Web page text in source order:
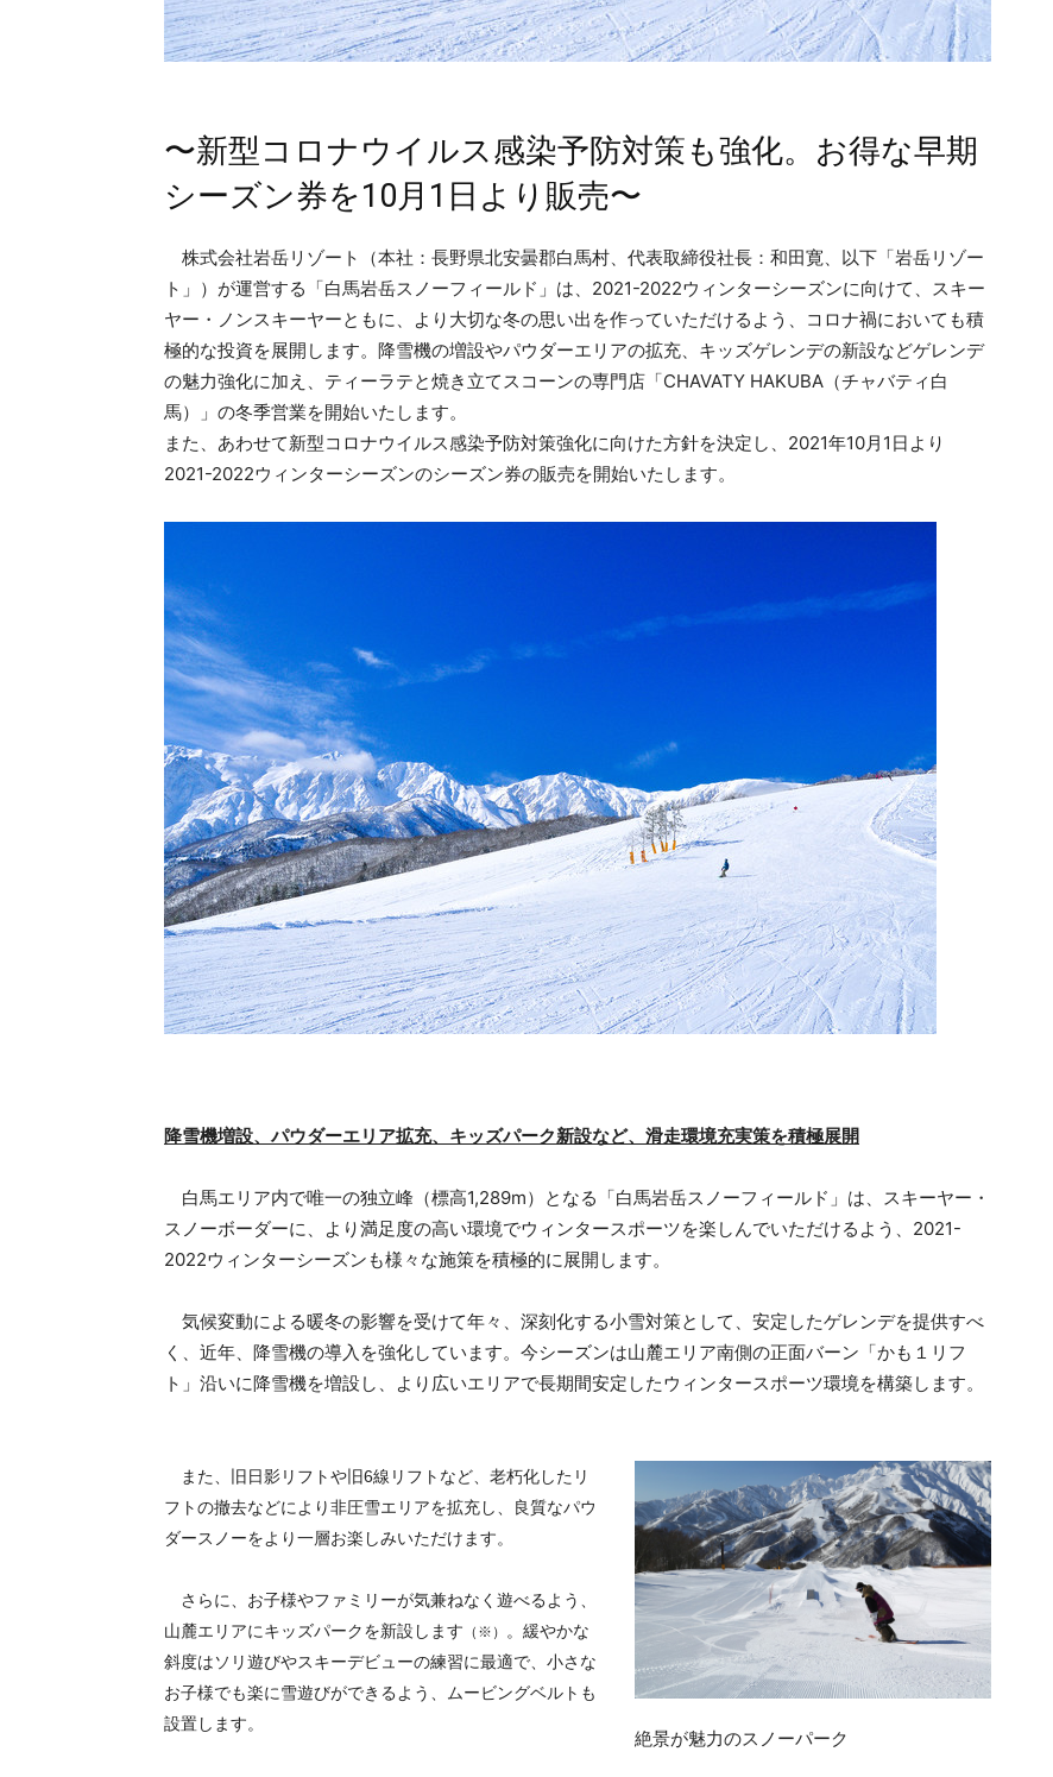
〜新型コロナウイルス感染予防対策も強化。お得な早期
シーズン券を10月1日より販売〜
株式会社岩岳リゾート（本社：⻑野県北安曇郡白馬村、代表取締役社長：和田寛、以下「岩岳リゾー
ト」）が運営する「⽩⾺岩岳スノーフィールド」は、2021-2022ウィンターシーズンに向けて、スキー
ヤー・ノンスキーヤーともに、より大切な冬の思い出を作っていただけるよう、コロナ禍においても積
極的な投資を展開します。降雪機の増設やパウダーエリアの拡充、キッズゲレンデの新設などゲレンデ
の魅力強化に加え、ティーラテと焼き立てスコーンの専門店「CHAVATY HAKUBA（チャバティ白
馬）」の冬季営業を開始いたします。
また、あわせて新型コロナウイルス感染予防対策強化に向けた方針を決定し、2021年10月1日より
2021-2022ウィンターシーズンのシーズン券の販売を開始いたします。
降雪機増設、パウダーエリア拡充、キッズパーク新設など、滑走環境充実策を積極展開
白馬エリア内で唯一の独立峰（標高1,289m）となる「⽩⾺岩岳スノーフィールド」は、スキーヤー・
スノーボーダーに、より満足度の高い環境でウィンタースポーツを楽しんでいただけるよう、2021-
2022ウィンターシーズンも様々な施策を積極的に展開します。
気候変動による暖冬の影響を受けて年々、深刻化する小雪対策として、安定したゲレンデを提供すべ
く、近年、降雪機の導入を強化しています。今シーズンは山麓エリア南側の正面バーン「かも１リフ
ト」沿いに降雪機を増設し、より広いエリアで長期間安定したウィンタースポーツ環境を構築します。
絶景が魅力のスノーパーク
また、旧日影リフトや旧6線リフトなど、老朽化したリ
フトの撤去などにより非圧雪エリアを拡充し、良質なパウ
ダースノーをより一層お楽しみいただけます。
さらに、お子様やファミリーが気兼ねなく遊べるよう、
山麓エリアにキッズパークを新設します （※）
。緩やかな
斜度はソリ遊びやスキーデビューの練習に最適で、小さな
お子様でも楽に雪遊びができるよう、ムービングベルトも
設置します。